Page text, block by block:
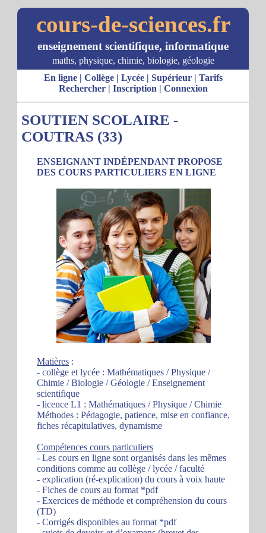
cours-de-sciences.fr
enseignement scientifique, informatique
maths, physique, chimie, biologie, géologie
En ligne| Collège| Lycée| Supérieur| Tarifs
Rechercher| Inscription | Connexion
SOUTIEN SCOLAIRE -
COUTRAS (33)
ENSEIGNANT INDÉPENDANT PROPOSE
DES COURS PARTICULIERS EN LIGNE
Matières :
- collège et lycée : Mathématiques / Physique /
Chimie / Biologie / Géologie / Enseignement
scientifique
- licence L1 : Mathématiques / Physique / Chimie
Méthodes : Pédagogie, patience, mise en confiance,
fiches récapitulatives, dynamisme
Compétences cours particuliers
- Les cours en ligne sont organisés dans les mêmes
conditions comme au collège / lycée / faculté
- explication (ré-explication) du cours à voix haute
- Fiches de cours au format *pdf
- Exercices de méthode et compréhension du cours
(TD)
- Corrigés disponibles au format *pdf